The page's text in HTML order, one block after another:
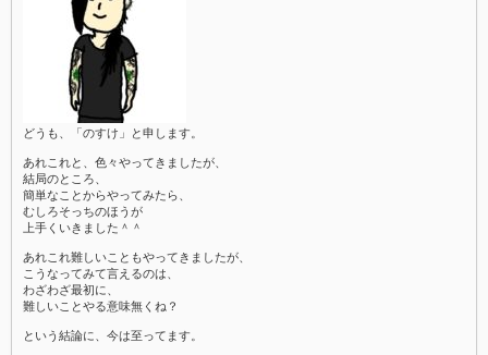
どうも、「のすけ」と申します。
あれこれと、色々やってきましたが、
結局のところ、
簡単なことからやってみたら、
むしろそっちのほうが
上手くいきました＾＾
あれこれ難しいこともやってきましたが、
こうなってみて言えるのは、
わざわざ最初に、
難しいことやる意味無くね？
という結論に、今は至ってます。